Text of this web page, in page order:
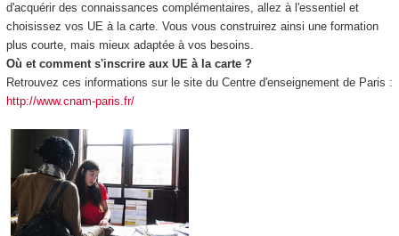
d'acquérir des connaissances complémentaires, allez à l'essentiel et
choisissez vos UE à la carte. Vous vous construirez ainsi une formation
plus courte, mais mieux adaptée à vos besoins.
Où et comment s'inscrire aux UE à la carte ?
Retrouvez ces informations sur le site du Centre d'enseignement de Paris :
http://www.cnam-paris.fr/